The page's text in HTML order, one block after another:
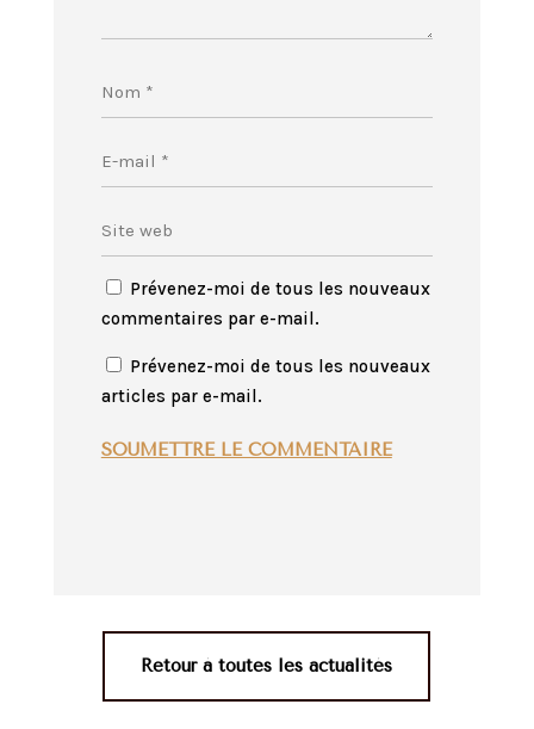
Prévenez-moi de tous les nouveaux
commentaires par e-mail.
Prévenez-moi de tous les nouveaux
articles par e-mail.
SOUMETTRE LE COMMENTAIRE
Retour à toutes les actualités